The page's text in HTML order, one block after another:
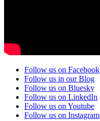
Follow us on Facebook
Follow us in our Blog
Follow us on Bluesky
Follow us on LinkedIn
Follow us on Youtube
Follow us on Instagram